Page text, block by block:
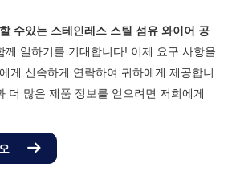
수있는 스테인레스 스틸 섬유 와이어 공
께 일하기를 기대합니다! 이제 요구 사항을
게 신속하게 연락하여 귀하에게 제공합니
더 많은 제품 정보를 얻으려면 저희에게